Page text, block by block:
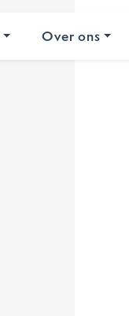
Over ons